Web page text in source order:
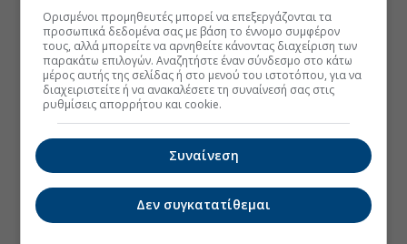
Ορισμένοι προμηθευτές μπορεί να επεξεργάζονται τα
προσωπικά δεδομένα σας με βάση το έννομο συμφέρον
τους, αλλά μπορείτε να αρνηθείτε κάνοντας διαχείριση των
παρακάτω επιλογών. Αναζητήστε έναν σύνδεσμο στο κάτω
μέρος αυτής της σελίδας ή στο μενού του ιστοτόπου, για να
διαχειριστείτε ή να ανακαλέσετε τη συναίνεσή σας στις
ρυθμίσεις απορρήτου και cookie.
Συναίνεση
Δεν συγκατατίθεμαι